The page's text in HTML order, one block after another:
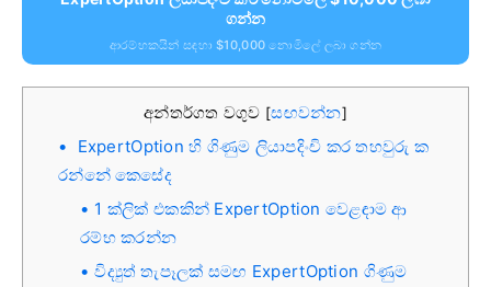
ගන්න
ආරම්භකයින් සඳහා $10,000 නොමිලේ ලබා ගන්න
අන්තර්ගත වගුව [සඟවන්න]
ExpertOption හි ගිණුම ලියාපදිංචි කර තහවුරු ක
රන්නේ කෙසේද
1 ක්ලික් එකකින් ExpertOption වෙළඳාම ආ
රම්භ කරන්න
විද්‍යුත් තැපෑලක් සමඟ ExpertOption ගිණුම